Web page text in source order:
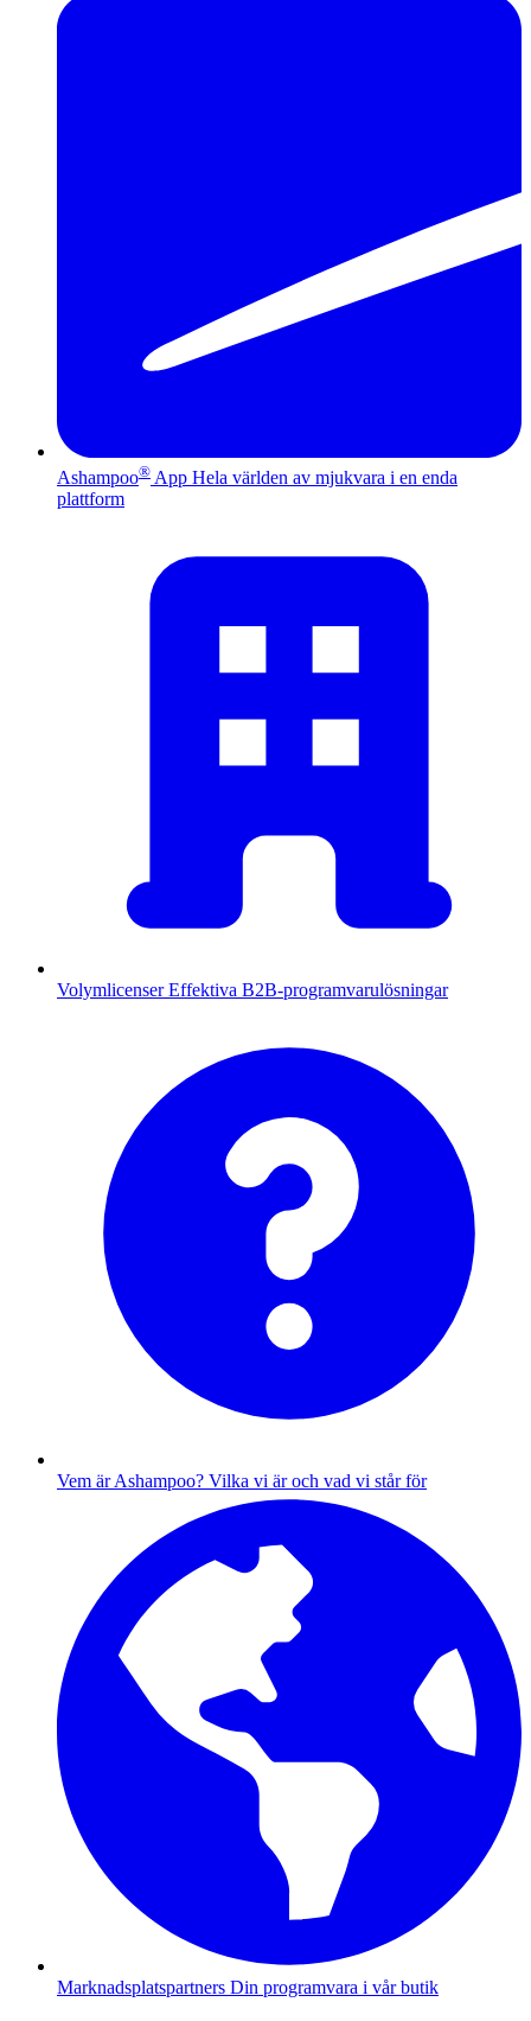
Ashampoo® App Hela världen av mjukvara i en enda
plattform
Volymlicenser Effektiva B2B-programvarulösningar
Vem är Ashampoo? Vilka vi är och vad vi står för
Marknadsplatspartners Din programvara i vår butik